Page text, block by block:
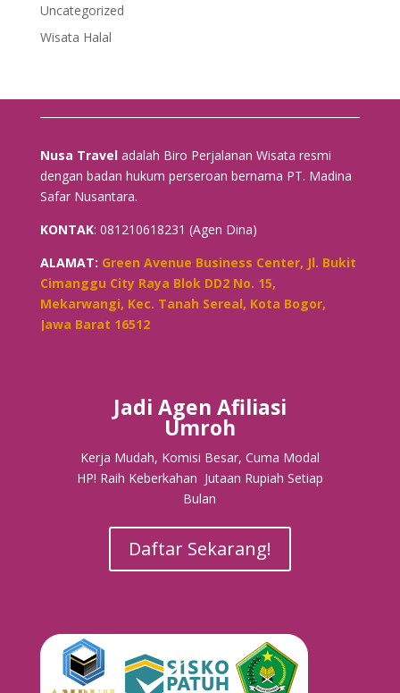
Uncategorized
Wisata Halal
Nusa Traveladalah Biro Perjalanan Wisata resmi
dengan badan hukum perseroan bernama PT. Madina
Safar Nusantara.
KONTAK: 081210618231 (Agen Dina)
ALAMAT: Green Avenue Business Center, Jl. Bukit
Cimanggu City Raya Blok DD2 No. 15,
Mekarwangi, Kec. Tanah Sereal, Kota Bogor,
Jawa Barat 16512
Jadi Agen Afiliasi
Umroh
Kerja Mudah, Komisi Besar, Cuma Modal
HP! Raih Keberkahan Jutaan Rupiah Setiap
Bulan
Daftar Sekarang!